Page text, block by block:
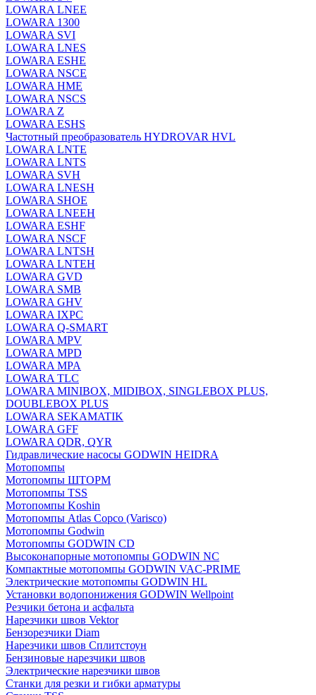
LOWARA LNEE
LOWARA 1300
LOWARA SVI
LOWARA LNES
LOWARA ESHE
LOWARA NSCE
LOWARA HME
LOWARA NSCS
LOWARA Z
LOWARA ESHS
Частотный преобразователь HYDROVAR HVL
LOWARA LNTE
LOWARA LNTS
LOWARA SVH
LOWARA LNESH
LOWARA SHOE
LOWARA LNEEH
LOWARA ESHF
LOWARA NSCF
LOWARA LNTSH
LOWARA LNTEH
LOWARA GVD
LOWARA SMB
LOWARA GHV
LOWARA IXPС
LOWARA Q-SMART
LOWARA MPV
LOWARA MPD
LOWARA MPA
LOWARA TLC
LOWARA MINIBOX, MIDIBOX, SINGLEBOX PLUS,
DOUBLEBOX PLUS
LOWARA SEKAMATIK
LOWARA GFF
LOWARA QDR, QYR
Гидравлические насосы GODWIN HEIDRA
Мотопомпы
Мотопомпы ШТОРМ
Мотопомпы TSS
Мотопомпы Koshin
Мотопомпы Atlas Copco (Varisco)
Мотопомпы Godwin
Мотопомпы GODWIN CD
Высоконапорные мотопомпы GODWIN NC
Компактные мотопомпы GODWIN VAC-PRIME
Электрические мотопомпы GODWIN HL
Установки водопонижения GODWIN Wellpoint
Резчики бетона и асфальта
Нарезчики швов Vektor
Бензорезчики Diam
Нарезчики швов Сплитстоун
Бензиновые нарезчики швов
Электрические нарезчики швов
Станки для резки и гибки арматуры